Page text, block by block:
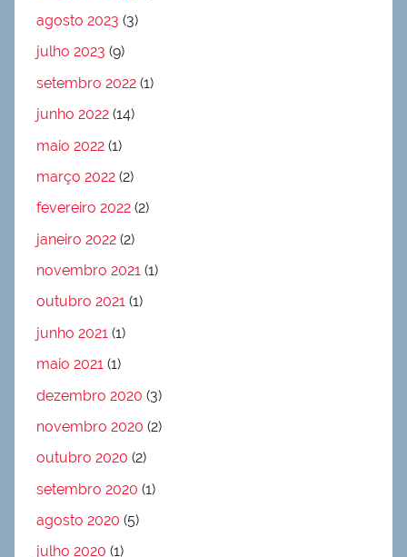
agosto 2023 (3)
julho 2023 (9)
setembro 2022 (1)
junho 2022 (14)
maio 2022 (1)
março 2022 (2)
fevereiro 2022 (2)
janeiro 2022 (2)
novembro 2021 (1)
outubro 2021 (1)
junho 2021 (1)
maio 2021 (1)
dezembro 2020 (3)
novembro 2020 (2)
outubro 2020 (2)
setembro 2020 (1)
agosto 2020 (5)
julho 2020 (1)